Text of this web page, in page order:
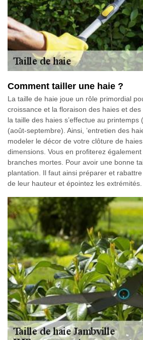
Comment tailler une haie ?
La taille de haie joue un rôle primordial
croissance et la floraison des haies et des
la taille des haies s’effectue au printemps
(août-septembre). Ainsi, ’entretien des
modeler le décor de votre clôture de
dimensions. Vous en profiterez
branches mortes. Pour avoir une bonne
plantation. Il faut ainsi préparer et
de leur hauteur et épointez les extrémités.